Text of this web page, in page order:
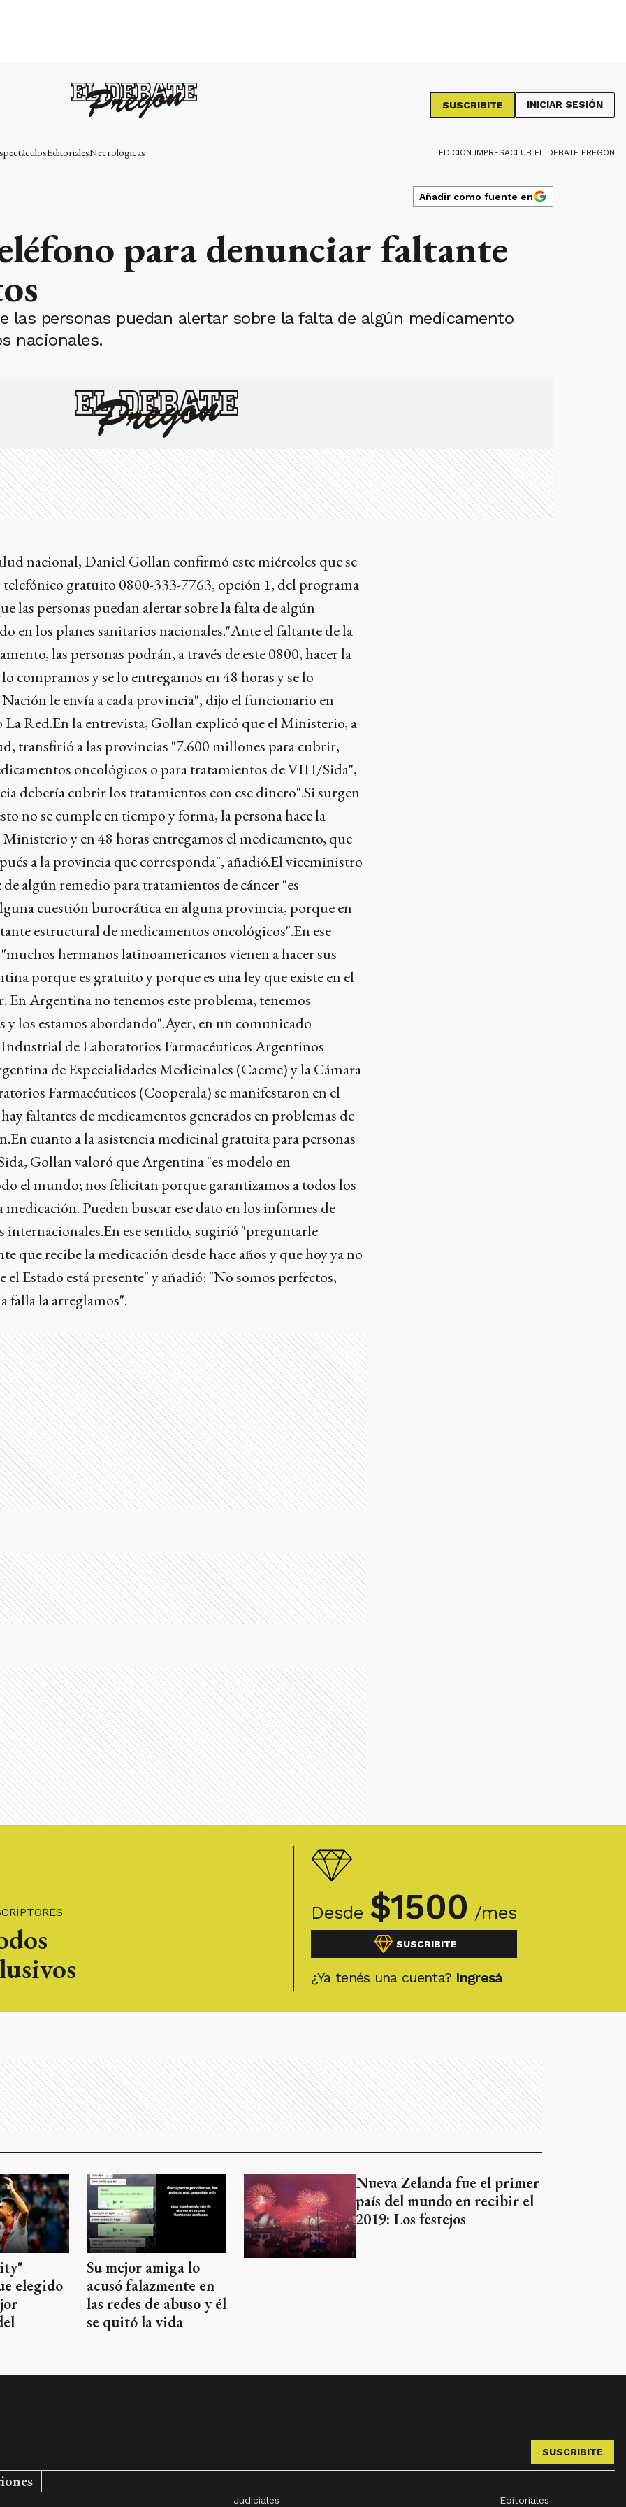
SUSCRIBITE INICIAR SESIÓN
EditorialesNecrológicas EDICIÓN IMPRESACLUB EL DEBATE PREGÓN
Añadir como fuente en
para denunciar faltante
las personas puedan alertar sobre la falta de algún medicamento
nacionales.
Desde $1500 /mes
SUSCRIBITE
¿Ya tenés una cuenta? Ingresá
nacional, Daniel Gollan confirmó este miércoles que se
gratuito 0800-333-7763, opción 1, del programa
las personas puedan alertar sobre la falta de algún
en los planes sanitarios nacionales."Ante el faltante de la
las personas podrán, a través de este 0800, hacer la
compramos y se lo entregamos en 48 horas y se lo
le envía a cada provincia", dijo el funcionario en
La Red.En la entrevista, Gollan explicó que el Ministerio, a
transfirió a las provincias "7.600 millones para cubrir,
oncológicos o para tratamientos de VIH/Sida",
debería cubrir los tratamientos con ese dinero".Si surgen
no se cumple en tiempo y forma, la persona hace la
y en 48 horas entregamos el medicamento, que
a la provincia que corresponda", añadió.El viceministro
de algún remedio para tratamientos de cáncer "es
cuestión burocrática en alguna provincia, porque en
estructural de medicamentos oncológicos".En ese
hermanos latinoamericanos vienen a hacer sus
porque es gratuito y porque es una ley que existe en el
En Argentina no tenemos este problema, tenemos
los estamos abordando".Ayer, en un comunicado
de Laboratorios Farmacéuticos Argentinos
de Especialidades Medicinales (Caeme) y la Cámara
Farmacéuticos (Cooperala) se manifestaron en el
faltantes de medicamentos generados en problemas de
cuanto a la asistencia medicinal gratuita para personas
Gollan valoró que Argentina "es modelo en
el mundo; nos felicitan porque garantizamos a todos los
Pueden buscar ese dato en los informes de
ese sentido, sugirió "preguntarle
que recibe la medicación desde hace años y que hoy ya no
el Estado está presente" y añadió: "No somos perfectos,
falla la arreglamos".
elegido
Su mejor amiga lo
acusó falazmente en
las redes de abuso y él
se quitó la vida
Nueva Zelanda fue el primer
país del mundo en recibir el
2019: Los festejos
SUSCRIBITE
Judiciales Editoriales